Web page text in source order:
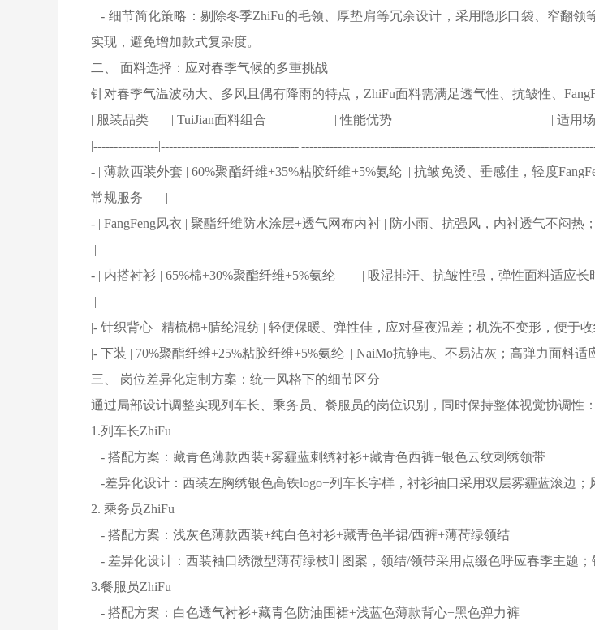
- 细节简化策略：剔除冬季ZhiFu的毛领、厚垫肩等冗余设计，采用隐形口袋、窄翻
实现，避免增加款式复杂度。
二、 面料选择：应对春季气候的多重挑战
针对春季气温波动大、多风且偶有降雨的特点，ZhiFu面料需满足透气性、抗皱性、
| 服装品类 | TuiJian面料组合 | 性能优势 | 适
|----------------|----------------------------------
- | 薄款西装外套 | 60%聚酯纤维+35%粘胶纤维+5%氨纶 | 抗皱免烫、垂感佳，轻度
常规服务 |
- | FangFeng风衣 | 聚酯纤维防水涂层+透气网布内衬 | 防小雨、抗强风，内衬透气不
|
- | 内搭衬衫 | 65%棉+30%聚酯纤维+5%氨纶 | 吸湿排汗、抗皱性强，弹性面料适
|
|- 针织背心 | 精梳棉+腈纶混纺 | 轻便保暖、弹性佳，应对昼夜温差；机洗不
|- 下装 | 70%聚酯纤维+25%粘胶纤维+5%氨纶 | NaiMo抗静电、不易沾灰；高弹力
三、 岗位差异化定制方案：统一风格下的细节区分
通过局部设计调整实现列车长、乘务员、餐服员的岗位识别，同时保持整体视觉协调性：
1.列车长ZhiFu
- 搭配方案：藏青色薄款西装+雾霾蓝刺绣衬衫+藏青色西裤+银色云纹刺绣领带
-差异化设计：西装左胸绣银色高铁logo+列车长字样，衬衫袖口采用双层雾霾蓝滚边；
2. 乘务员ZhiFu
- 搭配方案：浅灰色薄款西装+纯白色衬衫+藏青色半裙/西裤+薄荷绿领结
- 差异化设计：西装袖口绣微型薄荷绿枝叶图案，领结/领带采用点缀色呼应春季主题；
3.餐服员ZhiFu
- 搭配方案：白色透气衬衫+藏青色防油围裙+浅蓝色薄款背心+黑色弹力裤